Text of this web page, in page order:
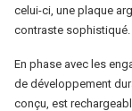
celui-ci, une plaque
contraste sophistiqué.
En phase avec les
de développement
conçu, est